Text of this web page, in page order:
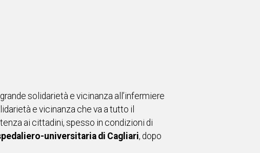
solidarietà e vicinanza all’infermiere
e vicinanza che va a tutto il
ai cittadini, spesso in condizioni di
universitaria di Cagliari, dopo